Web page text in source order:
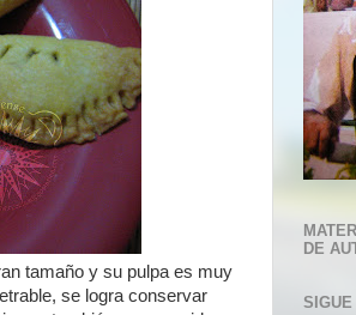
tamaño y su pulpa es muy
se logra conservar
DE